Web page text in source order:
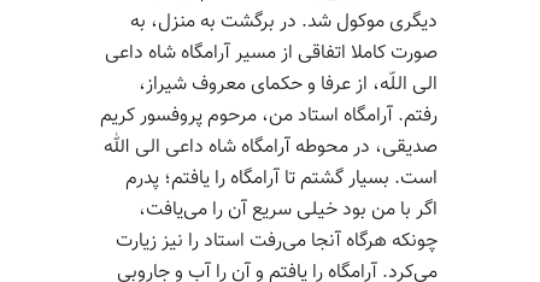
دیگری موکول شد. در برگشت به منزل، به
صورت کاملا اتفاقی از مسیر آرامگاه شاه داعی
الی اللّه، از عرفا و حکمای معروف شیراز،
رفتم. آرامگاه استاد من، مرحوم پروفسور کریم
صدیقی، در محوطه آرامگاه شاه داعی الی الله
است. بسیار گشتم تا آرامگاه را یافتم؛ پدرم
اگر با من بود خیلی سریع آن را می‌یافت،
چونکه هرگاه آنجا می‌رفت استاد را نیز زیارت
می‌کرد‌. آرامگاه را یافتم و آن را آب و جاروبی